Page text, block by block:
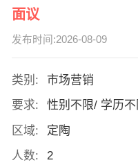
面议
发布时间:2026-08-09
类别:
市场营销
要求:
性别不限/ 学历
区域:
定陶
人数:
2